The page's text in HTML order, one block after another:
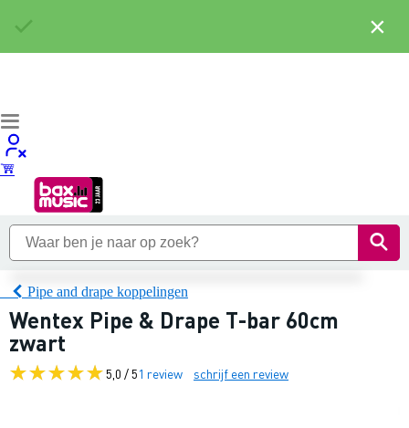
Pipe and drape koppelingen
Wentex Pipe & Drape T-bar 60cm
zwart
5,0 / 51 review schrijf een review
×